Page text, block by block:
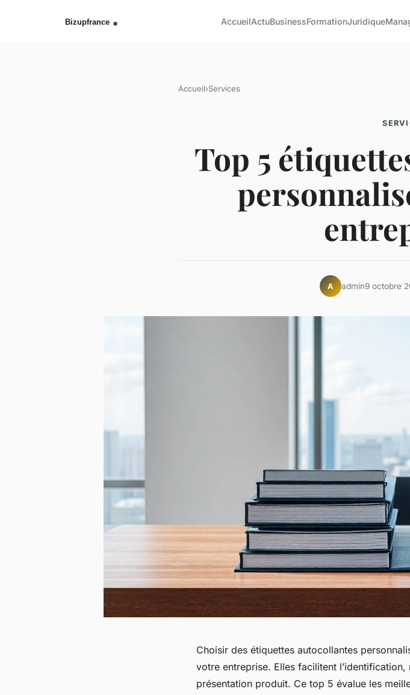
AccueilActuBusinessFormationJuridique
Accueil›Services
Top 5
A admin9 octobre
Choisir des étiquettes autocollantes
votre entreprise. Elles facilitent
présentation produit. Ce top 5 évalue les